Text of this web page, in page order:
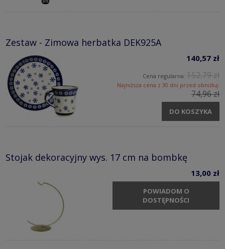
Zestaw - Zimowa herbatka DEK925A
140,57 zł
Cena regularna: 152,79 zł
Najniższa cena z 30 dni przed obniżką:
74,96 zł
DO KOSZYKA
Stojak dekoracyjny wys. 17 cm na bombkę
13,00 zł
POWIADOM O
DOSTĘPNOŚCI